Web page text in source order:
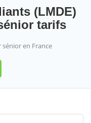
(LMDE)
tarifs
en France